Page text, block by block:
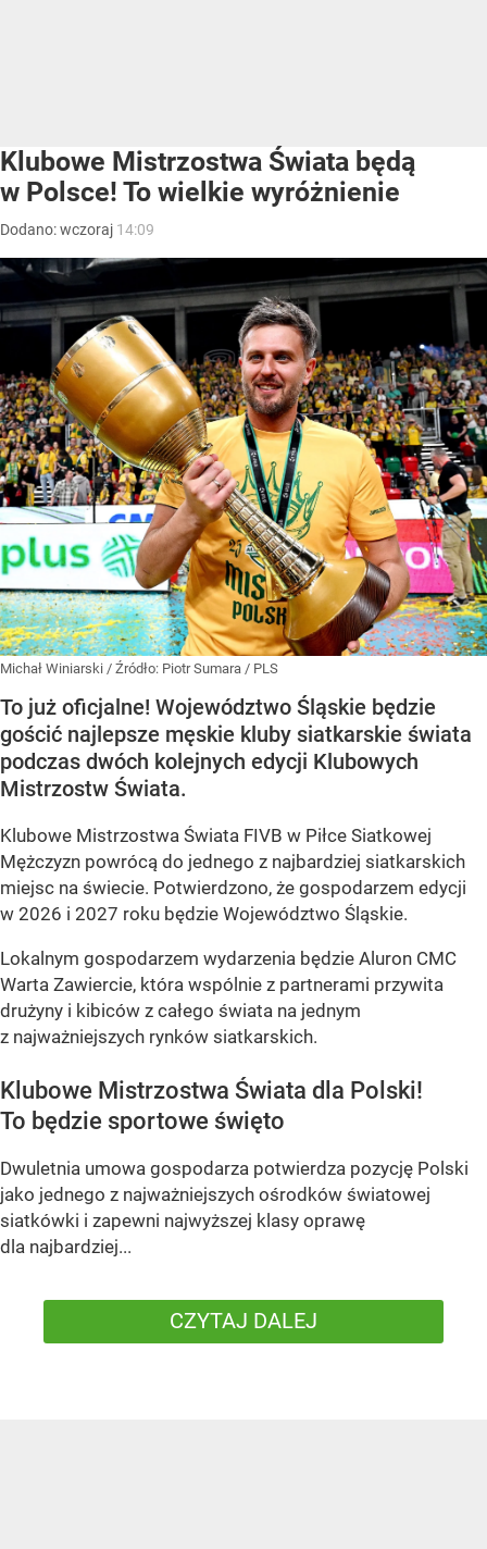
Klubowe Mistrzostwa Świata będą
w Polsce! To wielkie wyróżnienie
Dodano:wczoraj 14:09
Michał Winiarski / Źródło: Piotr Sumara / PLS
To już oficjalne! Województwo Śląskie będzie
gościć najlepsze męskie kluby siatkarskie świata
podczas dwóch kolejnych edycji Klubowych
Mistrzostw Świata.
Klubowe Mistrzostwa Świata FIVB w Piłce Siatkowej
Mężczyzn powrócą do jednego z najbardziej siatkarskich
miejsc na świecie. Potwierdzono, że gospodarzem edycji
w 2026 i 2027 roku będzie Województwo Śląskie.
Lokalnym gospodarzem wydarzenia będzie Aluron CMC
Warta Zawiercie, która wspólnie z partnerami przywita
drużyny i kibiców z całego świata na jednym
z najważniejszych rynków siatkarskich.
Klubowe Mistrzostwa Świata dla Polski!
To będzie sportowe święto
Dwuletnia umowa gospodarza potwierdza pozycję Polski
jako jednego z najważniejszych ośrodków światowej
siatkówki i zapewni najwyższej klasy oprawę
dla najbardziej...
CZYTAJ DALEJ